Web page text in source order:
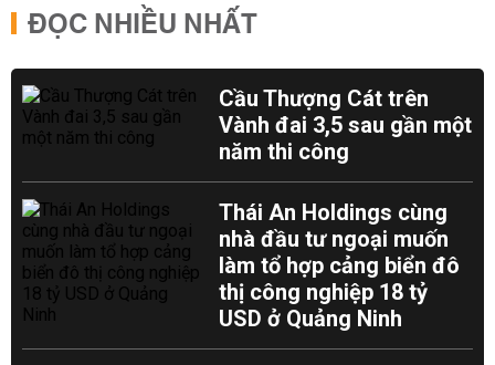
ĐỌC NHIỀU NHẤT
Cầu Thượng Cát trên
Vành đai 3,5 sau gần một
năm thi công
Thái An Holdings cùng
nhà đầu tư ngoại muốn
làm tổ hợp cảng biển đô
thị công nghiệp 18 tỷ
USD ở Quảng Ninh